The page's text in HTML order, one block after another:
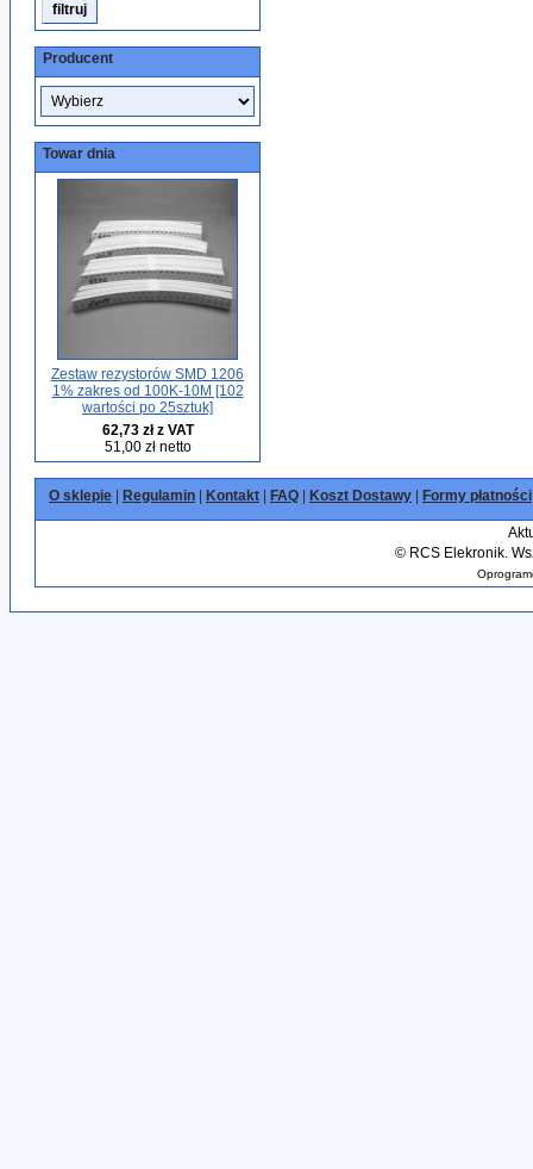
Producent
Towar dnia
Zestaw rezystorów SMD 1206
1% zakres od 100K-10M [102
wartości po 25sztuk]
62,73 zł z VAT
51,00 zł netto
O sklepie Regulamin Kontakt FAQ Koszt Dostawy Formy płatności
©RCS Elekronik.